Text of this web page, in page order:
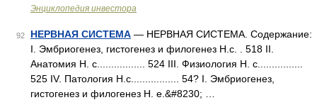
Энциклопедия инвестора
92 НЕРВНАЯ СИСТЕМА — НЕРВНАЯ СИСТЕМА. Содержание:
I. Эмбриогенез, гистогенез и филогенез Н.с. . 518 II.
Анатомия Н. с................. 524 III. Физиология Н. с................
525 IV. Патология Н.с................. 54? I. Эмбриогенез,
гистогенез и филогенез Н. е.&#8230; …